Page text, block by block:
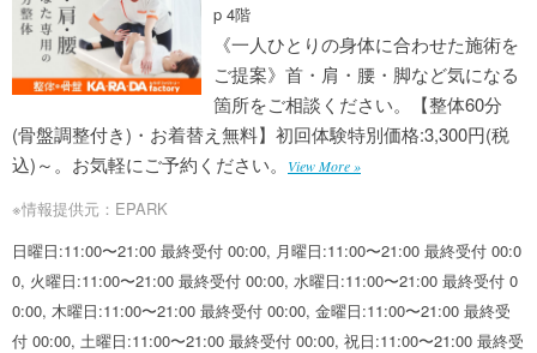
p 4階
《一人ひとりの身体に合わせた施術を
ご提案》首・肩・腰・脚など気になる
箇所をご相談ください。【整体60分
(骨盤調整付き)・お着替え無料】初回体験特別価格:3,300円(税
込)～。お気軽にご予約ください。
View More »
※情報提供元：EPARK
日曜日:11:00〜21:00 最終受付 00:00, 月曜日:11:00〜21:00 最終受付 00:0
0, 火曜日:11:00〜21:00 最終受付 00:00, 水曜日:11:00〜21:00 最終受付 0
0:00, 木曜日:11:00〜21:00 最終受付 00:00, 金曜日:11:00〜21:00 最終受
付 00:00, 土曜日:11:00〜21:00 最終受付 00:00, 祝日:11:00〜21:00 最終受